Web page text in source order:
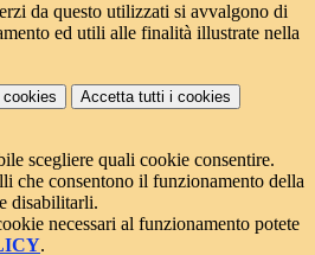
da questo utilizzati si avvalgono di
ed utili alle finalità illustrate nella
cookies Accetta tutti i cookies
scegliere quali cookie consentire.
che consentono il funzionamento della
disabilitarli.
necessari al funzionamento potete
.